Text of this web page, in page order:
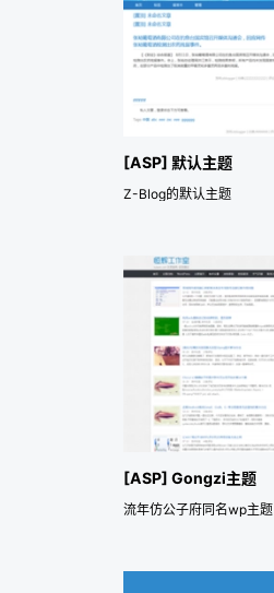
[ASP] 默认主题
Z-Blog的默认主题
[ASP] Gongzi主题
流年仿公子府同名wp主题